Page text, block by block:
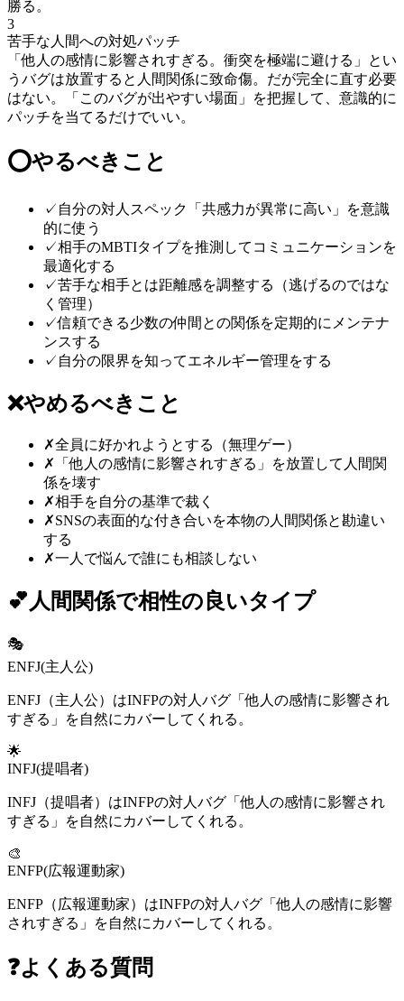
勝る。
3
苦手な人間への対処パッチ
「他人の感情に影響されすぎる。衝突を極端に避ける」とい
うバグは放置すると人間関係に致命傷。だが完全に直す必要
はない。「このバグが出やすい場面」を把握して、意識的に
パッチを当てるだけでいい。
⭕やるべきこと
✓ 自分の対人スペック「共感力が異常に高い」を意識
的に使う
✓相手のMBTIタイプを推測してコミュニケーションを
最適化する
✓苦手な相手とは距離感を調整する（逃げるのではな
く管理）
✓信頼できる少数の仲間との関係を定期的にメンテナ
ンスする
✓ 自分の限界を知ってエネルギー管理をする
❌やめるべきこと
✗全員に好かれようとする（無理ゲー）
✗
「他人の感情に影響されすぎる」を放置して人間関
係を壊す
✗相手を自分の基準で裁く
✗SNSの表面的な付き合いを本物の人間関係と勘違い
する
✗一人で悩んで誰にも相談しない
💕 人間関係で相性の良いタイプ
🎭
ENFJ(主人公)
ENFJ（主人公）はINFPの対人バグ「他人の感情に影響され
すぎる」を自然にカバーしてくれる。
🌟
INFJ(提唱者)
INFJ（提唱者）はINFPの対人バグ「他人の感情に影響され
すぎる」を自然にカバーしてくれる。
🎨
ENFP(広報運動家)
ENFP（広報運動家）はINFPの対人バグ「他人の感情に影響
されすぎる」を自然にカバーしてくれる。
❓よくある質問